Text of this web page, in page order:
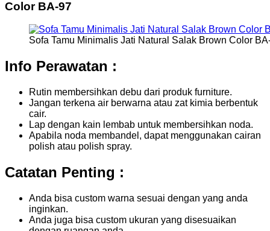
Color BA-97
Sofa Tamu Minimalis Jati Natural Salak Brown Color
Info Perawatan :
Rutin membersihkan debu dari produk furniture.
Jangan terkena air berwarna atau zat kimia berbentuk
cair.
Lap dengan kain lembab untuk membersihkan noda.
Apabila noda membandel, dapat menggunakan cairan
polish atau polish spray.
Catatan Penting :
Anda bisa custom warna sesuai dengan yang anda
inginkan.
Anda juga bisa custom ukuran yang disesuaikan